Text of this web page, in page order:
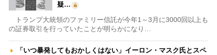
疑…
トランプ大統領のファミリー信託が今年1～3月に3000回以上も
の証券取引を行っていたことが明らかになり…
「いつ暴発してもおかしくはない」イーロン・マスク氏とスペ